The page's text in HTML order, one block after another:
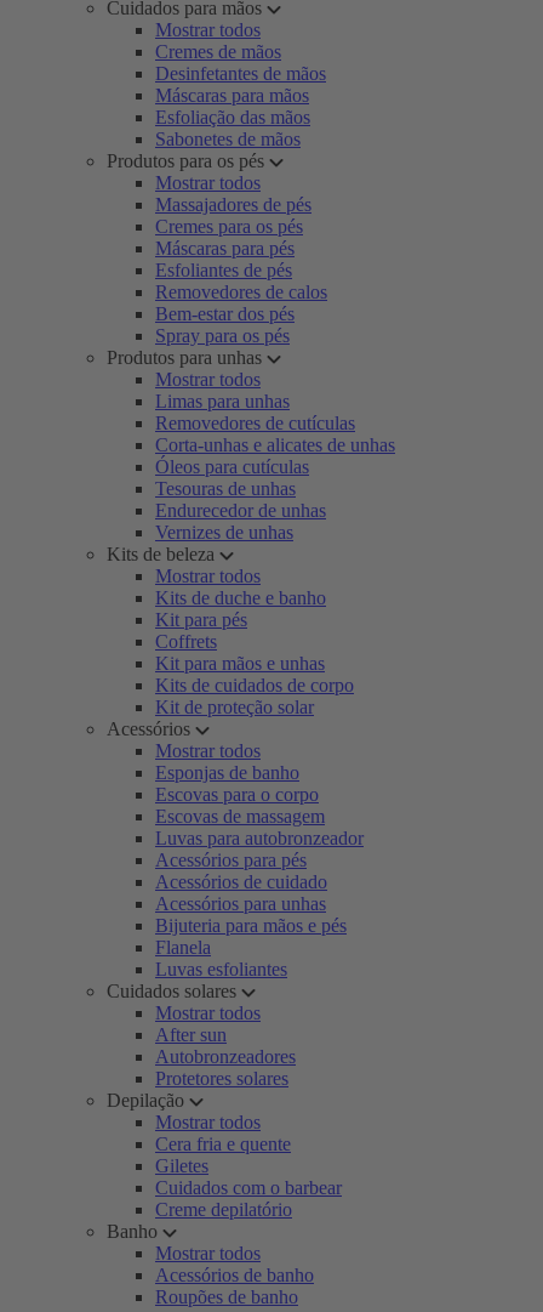
Cuidados para mãos
Mostrar todos
Cremes de mãos
Desinfetantes de mãos
Máscaras para mãos
Esfoliação das mãos
Sabonetes de mãos
Produtos para os pés
Mostrar todos
Massajadores de pés
Cremes para os pés
Máscaras para pés
Esfoliantes de pés
Removedores de calos
Bem-estar dos pés
Spray para os pés
Produtos para unhas
Mostrar todos
Limas para unhas
Removedores de cutículas
Corta-unhas e alicates de unhas
Óleos para cutículas
Tesouras de unhas
Endurecedor de unhas
Vernizes de unhas
Kits de beleza
Mostrar todos
Kits de duche e banho
Kit para pés
Coffrets
Kit para mãos e unhas
Kits de cuidados de corpo
Kit de proteção solar
Acessórios
Mostrar todos
Esponjas de banho
Escovas para o corpo
Escovas de massagem
Luvas para autobronzeador
Acessórios para pés
Acessórios de cuidado
Acessórios para unhas
Bijuteria para mãos e pés
Flanela
Luvas esfoliantes
Cuidados solares
Mostrar todos
After sun
Autobronzeadores
Protetores solares
Depilação
Mostrar todos
Cera fria e quente
Giletes
Cuidados com o barbear
Creme depilatório
Banho
Mostrar todos
Acessórios de banho
Roupões de banho